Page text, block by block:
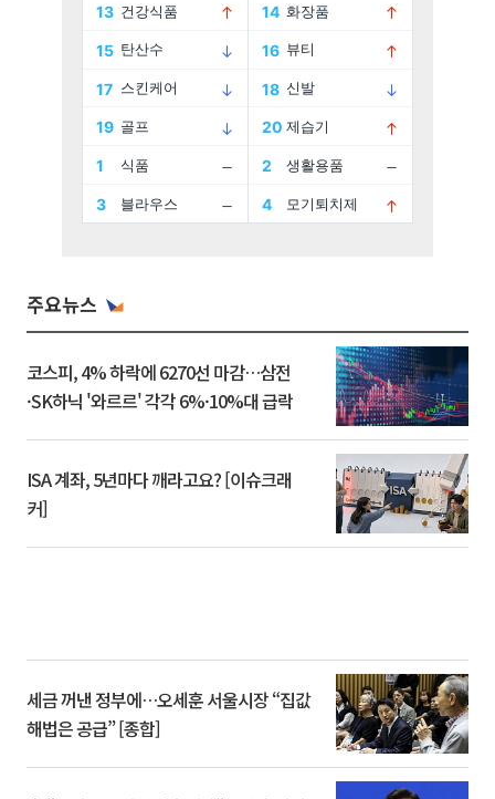
주요뉴스
코스피, 4% 하락에 6270선 마감…삼전
·SK하닉 '와르르' 각각 6%·10%대 급락
ISA 계좌, 5년마다 깨라고요? [이슈크래
커]
세금 꺼낸 정부에…오세훈 서울시장 “집값
해법은 공급” [종합]